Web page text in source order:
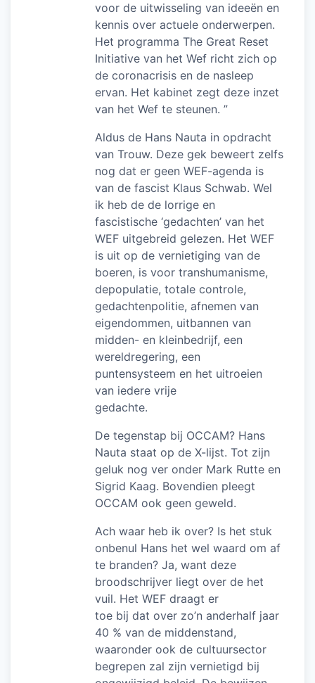
voor de uitwisseling van ideeën en
kennis over actuele onderwerpen.
Het programma The Great Reset
Initiative van het Wef richt zich op
de coronacrisis en de nasleep
ervan. Het kabinet zegt deze inzet
van het Wef te steunen. ”
Aldus de Hans Nauta in opdracht
van Trouw. Deze gek beweert zelfs
nog dat er geen WEF-agenda is
van de fascist Klaus Schwab. Wel
ik heb de de lorrige en
fascistische ‘gedachten’ van het
WEF uitgebreid gelezen. Het WEF
is uit op de vernietiging van de
boeren, is voor transhumanisme,
depopulatie, totale controle,
gedachtenpolitie, afnemen van
eigendommen, uitbannen van
midden- en kleinbedrijf, een
wereldregering, een
puntensysteem en het uitroeien
van iedere vrije
gedachte.
De tegenstap bij OCCAM? Hans
Nauta staat op de X-lijst. Tot zijn
geluk nog ver onder Mark Rutte en
Sigrid Kaag. Bovendien pleegt
OCCAM ook geen geweld.
Ach waar heb ik over? Is het stuk
onbenul Hans het wel waard om af
te branden? Ja, want deze
broodschrijver liegt over de het
vuil. Het WEF draagt er
toe bij dat over zo’n anderhalf jaar
40 % van de middenstand,
waaronder ook de cultuursector
begrepen zal zijn vernietigd bij